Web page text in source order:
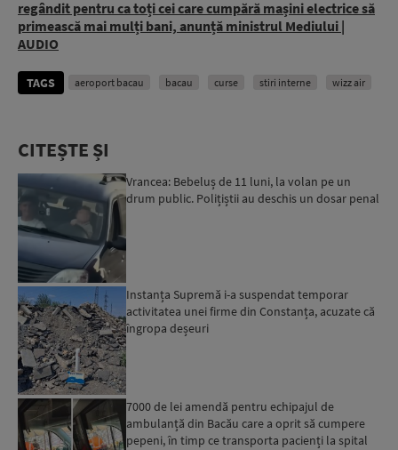
regândit pentru ca toți cei care cumpără mașini electrice să
primească mai mulți bani, anunță ministrul Mediului |
AUDIO
TAGS aeroport bacau bacau curse stiri interne wizz air
CITEȘTE ȘI
Vrancea: Bebeluș de 11 luni, la volan pe un
drum public. Polițiștii au deschis un dosar penal
Instanța Supremă i-a suspendat temporar
activitatea unei firme din Constanța, acuzate că
îngropa deșeuri
7000 de lei amendă pentru echipajul de
ambulanță din Bacău care a oprit să cumpere
pepeni, în timp ce transporta pacienți la spital